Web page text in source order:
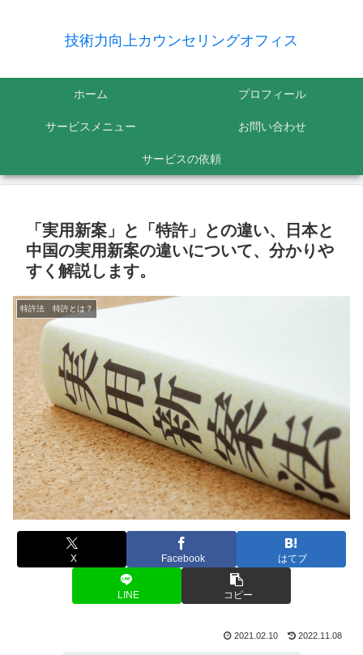
技術力向上カウンセリングオフィス
ホーム プロフィール
サービスメニュー お問い合わせ
サービスの依頼
「実用新案」と「特許」との違い、日本と
中国の実用新案の違いについて、分かりや
すく解説します。
特許法 特許とは？
X Facebook はてブ
LINE コピー
2021.02.10 2022.11.08